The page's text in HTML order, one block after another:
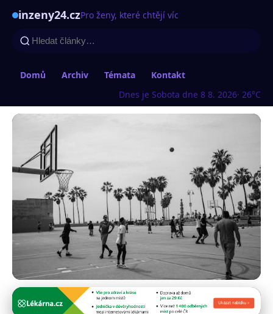
inzeny24.czPro ženy, které chtějí víc
Domů Archiv Témata
Kontakt
Dnes je Sobota dne 8 8. 2026· 26°C
inzeny24.cz